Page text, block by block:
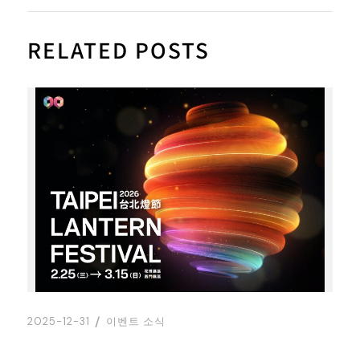
RELATED POSTS
2025-12-31 이벤트 소식